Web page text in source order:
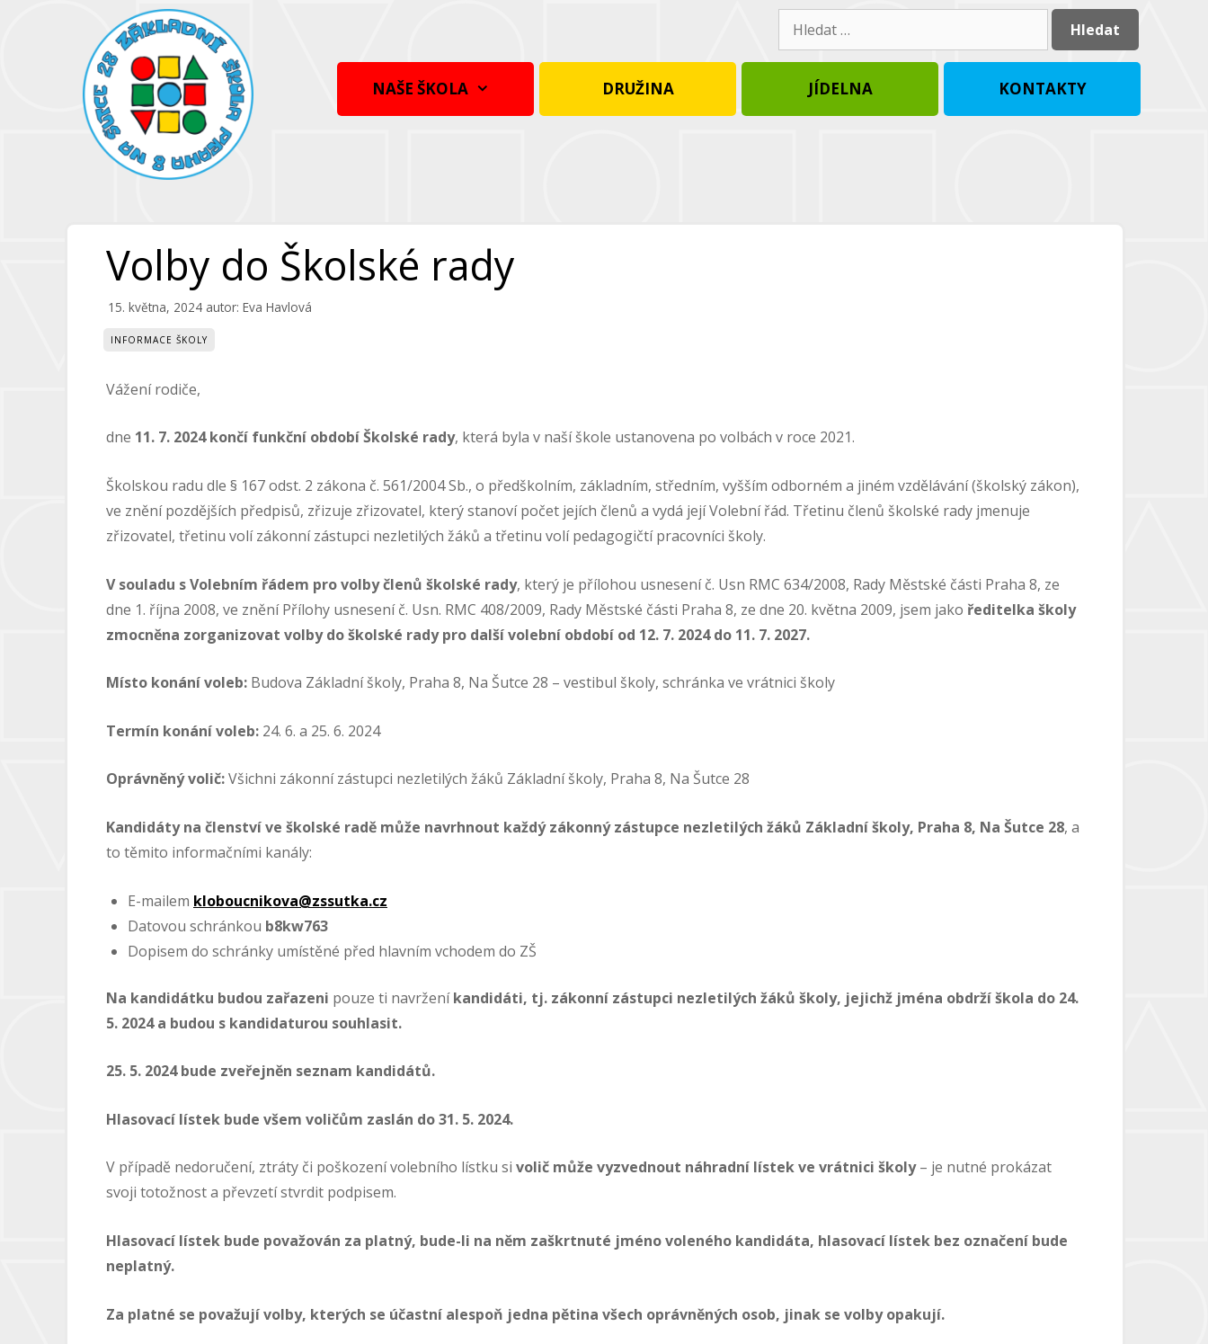
Hledat:
NAŠE ŠKOLA DRUŽINA JÍDELNA KONTAKTY
Volby do Školské rady
15. května, 2024 autor: Eva Havlová
INFORMACE ŠKOLY
Vážení rodiče,
dne 11. 7. 2024 končí funkční období Školské rady, která byla v naší škole ustanovena po volbách v roce 2021.
Školskou radu dle § 167 odst. 2 zákona č. 561/2004 Sb., o předškolním, základním, středním, vyšším odborném a jiném vzdělávání (školský zákon),
ve znění pozdějších předpisů, zřizuje zřizovatel, který stanoví počet jejích členů a vydá její Volební řád. Třetinu členů školské rady jmenuje
zřizovatel, třetinu volí zákonní zástupci nezletilých žáků a třetinu volí pedagogičtí pracovníci školy.
V souladu s Volebním řádem pro volby členů školské rady, který je přílohou usnesení č. Usn RMC 634/2008, Rady Městské části Praha 8, ze
dne 1. října 2008, ve znění Přílohy usnesení č. Usn. RMC 408/2009, Rady Městské části Praha 8, ze dne 20. května 2009, jsem jako ředitelka školy
zmocněna zorganizovat volby do školské rady pro další volební období od 12. 7. 2024 do 11. 7. 2027.
Místo konání voleb: Budova Základní školy, Praha 8, Na Šutce 28 – vestibul školy, schránka ve vrátnici školy
Termín konání voleb: 24. 6. a 25. 6. 2024
Oprávněný volič:Všichni zákonní zástupci nezletilých žáků Základní školy, Praha 8, Na Šutce 28
Kandidáty na členství ve školské radě může navrhnout každý zákonný zástupce nezletilých žáků Základní školy, Praha 8, Na Šutce 28, a
to těmito informačními kanály:
E-mailem kloboucnikova@zssutka.cz
Datovou schránkou b8kw763
Dopisem do schránky umístěné před hlavním vchodem do ZŠ
Na kandidátku budou zařazeni pouze ti navrženíkandidáti, tj. zákonní zástupci nezletilých žáků školy, jejichž jména obdrží škola do 24.
5. 2024 a budou s kandidaturou souhlasit.
25. 5. 2024 bude zveřejněn seznam kandidátů.
Hlasovací lístek bude všem voličům zaslán do 31. 5. 2024.
V případě nedoručení, ztráty či poškození volebního lístku si volič může vyzvednout náhradní lístek ve vrátnici školy– je nutné prokázat
svoji totožnost a převzetí stvrdit podpisem.
Hlasovací lístek bude považován za platný, bude-li na něm zaškrtnuté jméno voleného kandidáta, hlasovací lístek bez označení bude
neplatný.
Za platné se považují volby, kterých se účastní alespoň jedna pětina všech oprávněných osob, jinak se volby opakují.